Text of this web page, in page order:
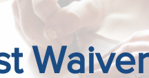
Waiver